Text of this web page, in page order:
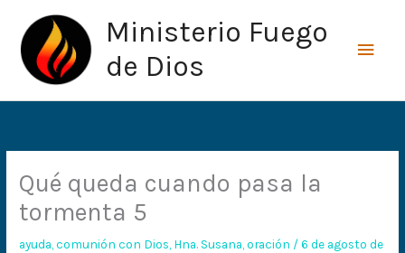
contenido
Ministerio Fuego
de Dios
Qué queda cuando pasa la
tormenta 5
ayuda ,comunión con Dios Hna. Susana ,oración /6 de agosto de